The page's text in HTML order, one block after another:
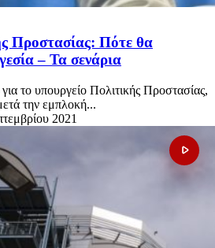
Προστασίας: Πότε θα
– Τα σενάρια
το υπουργείο Πολιτικής Προστασίας,
την εμπλοκή...
2021